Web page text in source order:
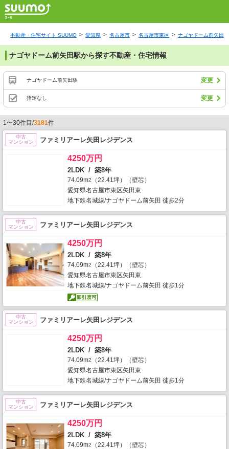
不動産・住宅サイト SUUMO 愛知県 名古屋市 名古屋市東区 ナゴヤドーム前矢田駅
ナゴヤドーム前矢田駅から探す不動産・住宅情報
ナゴヤドーム前矢田駅 変更
指定なし 変更
1〜30件目/3181件
中古
マンション
ファミリアーレ矢田レジデンス
4250万円
2LDK / 築8年
74.09m2
（22.41坪）（壁芯）
愛知県名古屋市東区矢田東
地下鉄名城線/ナゴヤドーム前矢田 徒歩2分
中古
マンション
ファミリアーレ矢田レジデンス
4250万円
2LDK / 築8年
74.09m2
（22.41坪）（壁芯）
愛知県名古屋市東区矢田東
地下鉄名城線/ナゴヤドーム前矢田 徒歩1分
中古
マンション
ファミリアーレ矢田レジデンス
4250万円
2LDK / 築8年
74.09m2
（22.41坪）（壁芯）
愛知県名古屋市東区矢田東
地下鉄名城線/ナゴヤドーム前矢田 徒歩1分
中古
マンション
ファミリアーレ矢田レジデンス
4250万円
2LDK / 築8年
74.09m2
（22.41坪）（壁芯）